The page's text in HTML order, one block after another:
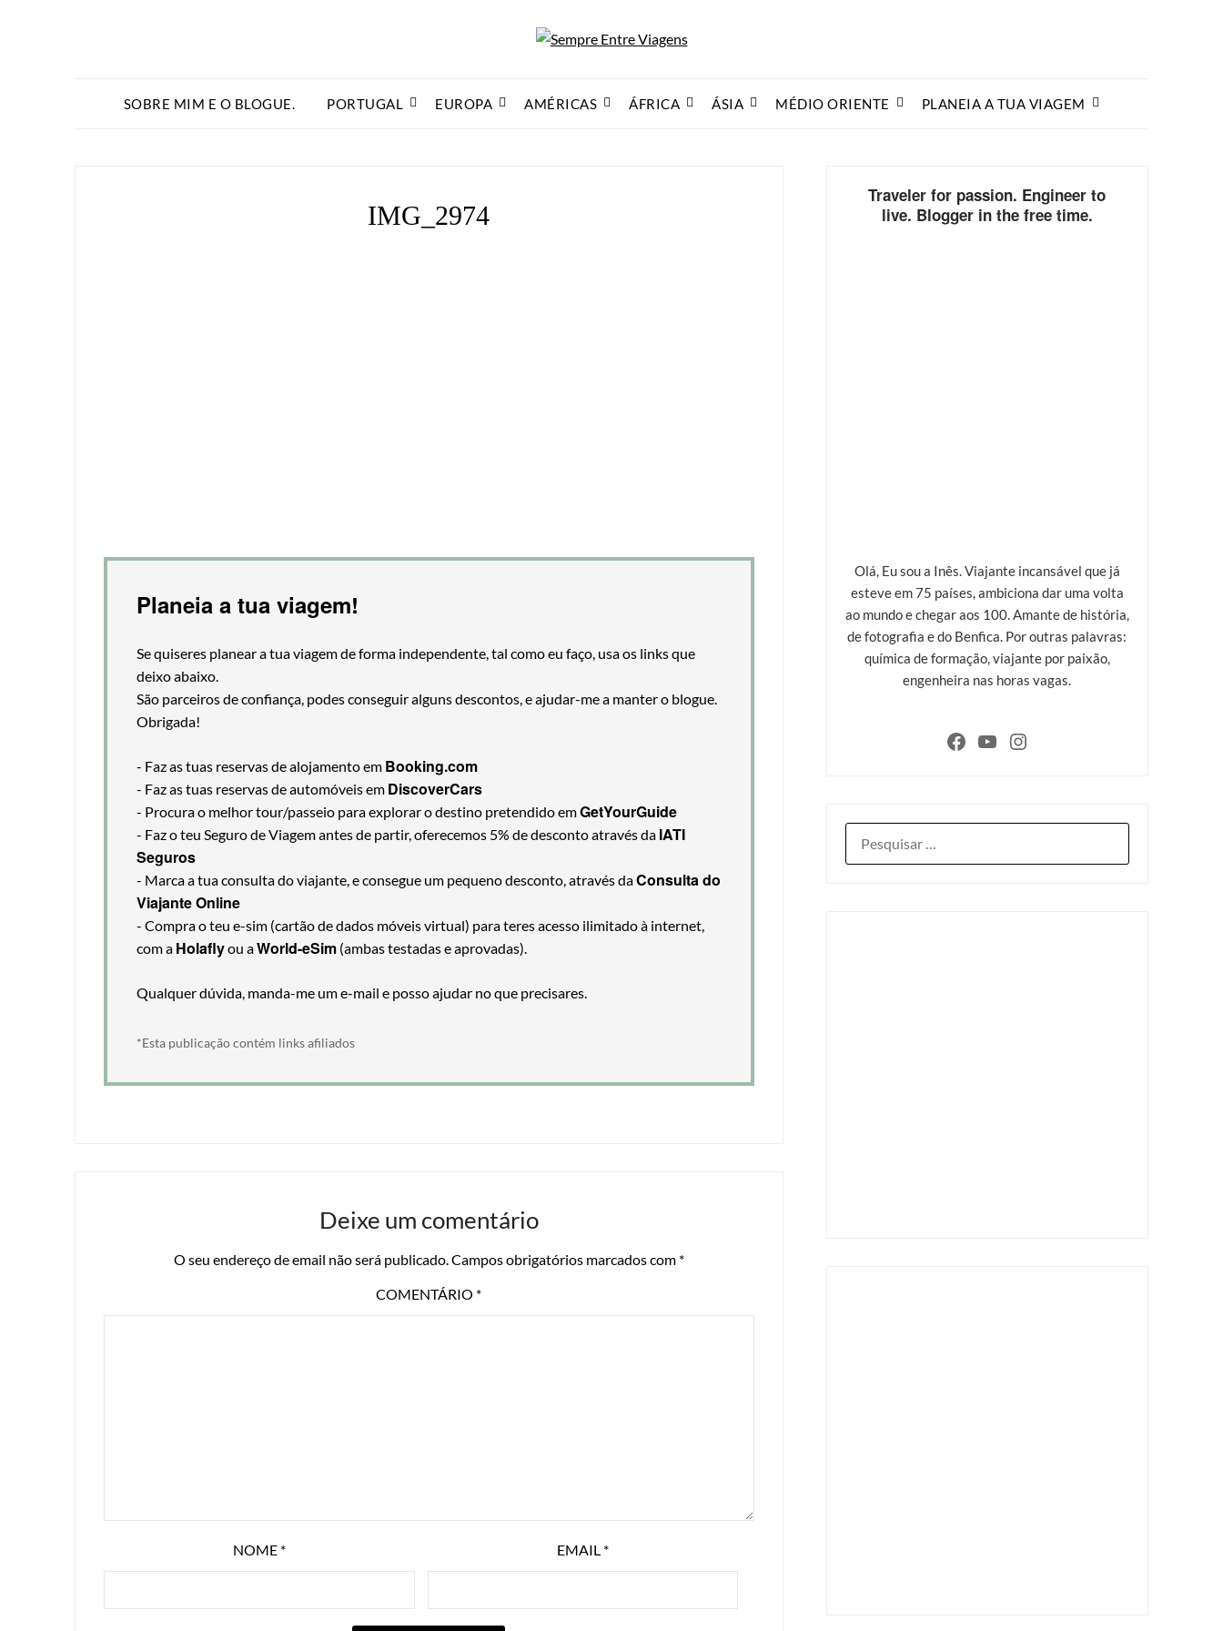
SOBRE MIM E O BLOGUE. PORTUGAL EUROPA AMÉRICAS ÁFRICA ÁSIA MÉDIO ORIENTE PLANEIA A TUA VIAGEM
IMG_2974
Planeia a tua viagem!
Se quiseres planear a tua viagem de forma independente, tal como eu faço, usa os links que
deixo abaixo.
São parceiros de confiança, podes conseguir alguns descontos, e ajudar-me a manter o blogue.
Obrigada!
- Faz as tuas reservas de alojamento em Booking.com
- Faz as tuas reservas de automóveis em DiscoverCars
- Procura o melhor tour/passeio para explorar o destino pretendido emGetYourGuide
- Faz o teu Seguro de Viagem antes de partir, oferecemos 5% de desconto através da IATI
Seguros
- Marca a tua consulta do viajante, e consegue um pequeno desconto, através daConsulta do
Viajante Online
- Compra o teu e-sim (cartão de dados móveis virtual) para teres acesso ilimitado à internet,
com a Holaflyou aWorld-eSim (ambas testadas e aprovadas).
Qualquer dúvida, manda-me um e-mail e posso ajudar no que precisares.
*Esta publicação contém links afiliados
Deixe um comentário
O seu endereço de email não será publicado.Campos obrigatórios marcados com *
COMENTÁRIO *
NOME * EMAIL *
Traveler for passion. Engineer to
live. Blogger in the free time.
Olá, Eu sou a Inês. Viajante incansável que já
esteve em 75 países, ambiciona dar uma volta
ao mundo e chegar aos 100. Amante de história,
de fotografia e do Benfica. Por outras palavras:
química de formação, viajante por paixão,
engenheira nas horas vagas.